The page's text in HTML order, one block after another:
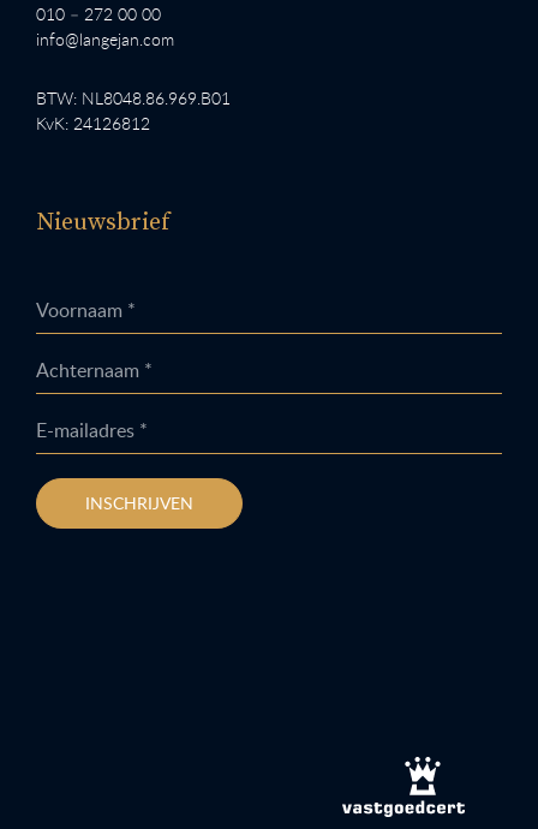
010 – 272 00 00
info@langejan.com
BTW: NL8048.86.969.B01
KvK: 24126812
Nieuwsbrief
Voornaam *
Achternaam *
E-mailadres *
INSCHRIJVEN